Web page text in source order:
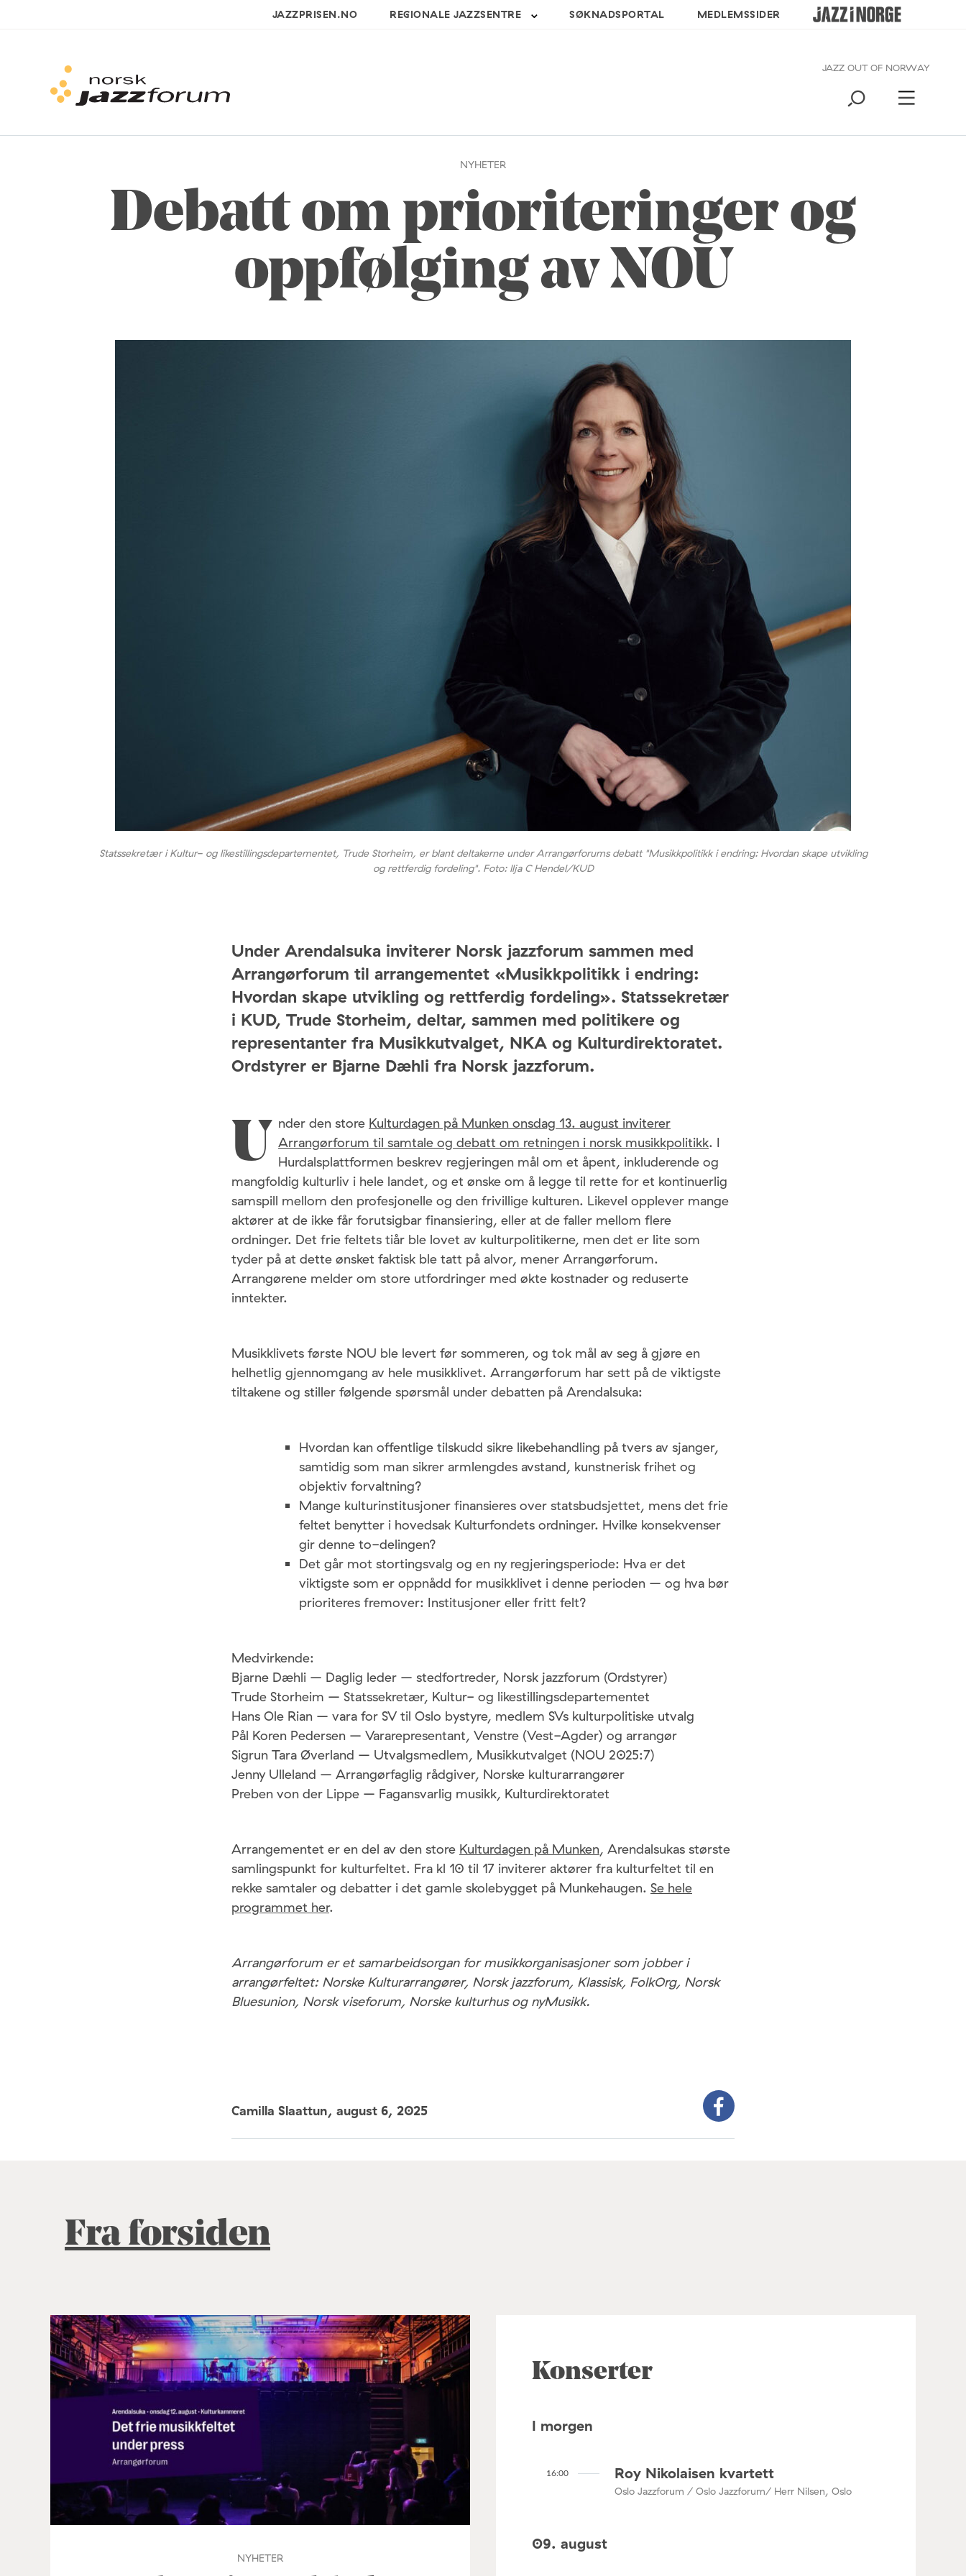
JAZZPRISEN.NO REGIONALE JAZZSENTRE SØKNADSPORTAL MEDLEMSSIDER
JAZZ OUT OF NORWAY
NYHETER
Debatt om prioriteringer og
oppfølging av NOU
Statssekretær i Kultur- og likestillingsdepartementet, Trude Storheim, er blant deltakerne under Arrangørforums debatt "Musikkpolitikk i endring: Hvordan skape utvikling
og rettferdig fordeling". Foto: Ilja C Hendel/KUD
Under Arendalsuka inviterer Norsk jazzforum sammen med
Arrangørforum til arrangementet «Musikkpolitikk i endring:
Hvordan skape utvikling og rettferdig fordeling». Statssekretær
i KUD, Trude Storheim, deltar, sammen med politikere og
representanter fra Musikkutvalget, NKA og Kulturdirektoratet.
Ordstyrer er Bjarne Dæhli fra Norsk jazzforum.
U nder den store Kulturdagen på Munken onsdag 13. august inviterer
Arrangørforum til samtale og debatt om retningen i norsk musikkpolitikk. I
Hurdalsplattformen beskrev regjeringen mål om et åpent, inkluderende og
mangfoldig kulturliv i hele landet, og et ønske om å legge til rette for et kontinuerlig
samspill mellom den profesjonelle og den frivillige kulturen. Likevel opplever mange
aktører at de ikke får forutsigbar finansiering, eller at de faller mellom flere
ordninger. Det frie feltets tiår ble lovet av kulturpolitikerne, men det er lite som
tyder på at dette ønsket faktisk ble tatt på alvor, mener Arrangørforum.
Arrangørene melder om store utfordringer med økte kostnader og reduserte
inntekter.
Musikklivets første NOU ble levert før sommeren, og tok mål av seg å gjøre en
helhetlig gjennomgang av hele musikklivet. Arrangørforum har sett på de viktigste
tiltakene og stiller følgende spørsmål under debatten på Arendalsuka:
Hvordan kan offentlige tilskudd sikre likebehandling på tvers av sjanger,
samtidig som man sikrer armlengdes avstand, kunstnerisk frihet og
objektiv forvaltning?
Mange kulturinstitusjoner finansieres over statsbudsjettet, mens det frie
feltet benytter i hovedsak Kulturfondets ordninger. Hvilke konsekvenser
gir denne to-delingen?
Det går mot stortingsvalg og en ny regjeringsperiode: Hva er det
viktigste som er oppnådd for musikklivet i denne perioden – og hva bør
prioriteres fremover: Institusjoner eller fritt felt?
Medvirkende:
Bjarne Dæhli – Daglig leder – stedfortreder, Norsk jazzforum (Ordstyrer)
Trude Storheim – Statssekretær, Kultur- og likestillingsdepartementet
Hans Ole Rian – vara for SV til Oslo bystyre, medlem SVs kulturpolitiske utvalg
Pål Koren Pedersen – Vararepresentant, Venstre (Vest-Agder) og arrangør
Sigrun Tara Øverland – Utvalgsmedlem, Musikkutvalget (NOU 2025:7)
Jenny Ulleland – Arrangørfaglig rådgiver, Norske kulturarrangører
Preben von der Lippe – Fagansvarlig musikk, Kulturdirektoratet
Arrangementet er en del av den store Kulturdagen på Munken, Arendalsukas største
samlingspunkt for kulturfeltet. Fra kl 10 til 17 inviterer aktører fra kulturfeltet til en
rekke samtaler og debatter i det gamle skolebygget på Munkehaugen. Se hele
programmet her.
Arrangørforum er et samarbeidsorgan for musikkorganisasjoner som jobber i
arrangørfeltet: Norske Kulturarrangører, Norsk jazzforum, Klassisk, FolkOrg, Norsk
Bluesunion, Norsk viseforum, Norske kulturhus og nyMusikk.
Camilla Slaattun, august 6, 2025
Fra forsiden
NYHETER
Konserter
I morgen
16:00 Roy Nikolaisen kvartett
Oslo Jazzforum / Oslo Jazzforum/ Herr Nilsen, Oslo
09. august